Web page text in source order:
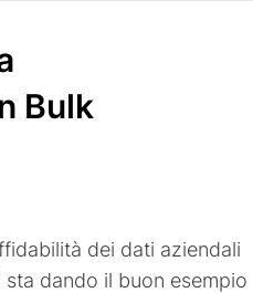
Bulk
dei dati aziendali
dando il buon esempio